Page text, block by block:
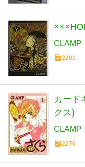
CLAMP
2291
カード
クス)
CLAMP
2276